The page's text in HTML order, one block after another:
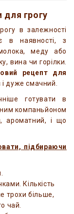
для грогу
в залежності
в наявності, з
меду або
вина чи горілки.
рецепт для
дуже смачний.
готувати в
компаньйоном
ароматний, і що
підбираючи
Кількість
трохи більше,
чай.